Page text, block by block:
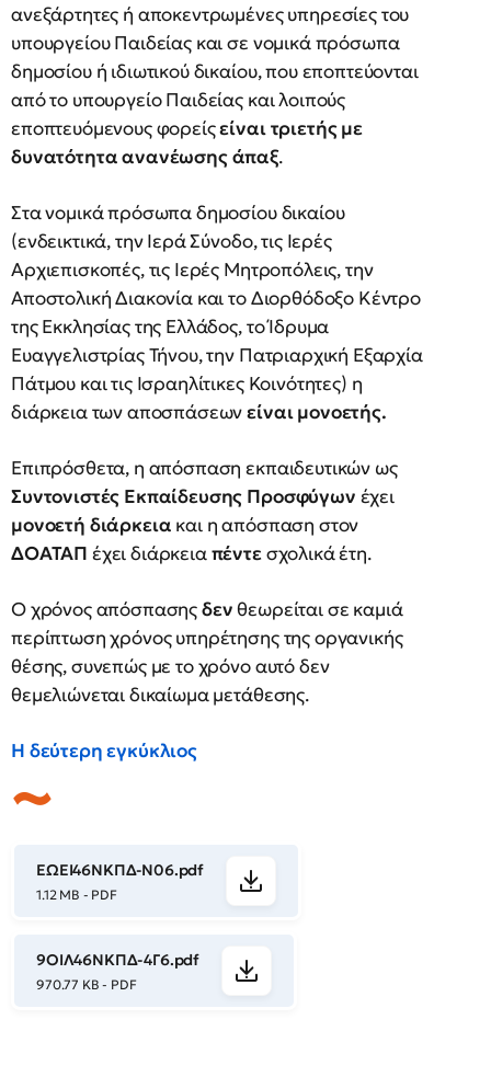
ανεξάρτητες ή αποκεντρωμένες υπηρεσίες του
υπουργείου Παιδείας και σε νομικά πρόσωπα
δημοσίου ή ιδιωτικού δικαίου, που εποπτεύονται
από το υπουργείο Παιδείας και λοιπούς
εποπτευόμενους φορείςείναι τριετής με
δυνατότητα ανανέωσης άπαξ.
Στα νομικά πρόσωπα δημοσίου δικαίου
(ενδεικτικά, την Ιερά Σύνοδο, τις Ιερές
Αρχιεπισκοπές, τις Ιερές Μητροπόλεις, την
Αποστολική Διακονία και το Διορθόδοξο Κέντρο
της Εκκλησίας της Ελλάδος, το Ίδρυμα
Ευαγγελιστρίας Τήνου, την Πατριαρχική Εξαρχία
Πάτμου και τις Ισραηλίτικες Κοινότητες) η
διάρκεια των αποσπάσεωνείναι μονοετής.
Επιπρόσθετα, η απόσπαση εκπαιδευτικών ως
Συντονιστές Εκπαίδευσης Προσφύγων έχει
μονοετή διάρκεια και η απόσπαση στον
ΔΟΑΤΑΠ έχει διάρκειαπέντεσχολικά έτη.
Ο χρόνος απόσπασηςδενθεωρείται σε καμιά
περίπτωση χρόνος υπηρέτησης της οργανικής
θέσης, συνεπώς με το χρόνο αυτό δεν
θεμελιώνεται δικαίωμα μετάθεσης.
Η δεύτερη εγκύκλιος
ΕΩΕΙ46ΝΚΠΔ-Ν06.pdf
1.12 MB - PDF
9ΟΙΛ46ΝΚΠΔ-4Γ6.pdf
970.77 KB - PDF